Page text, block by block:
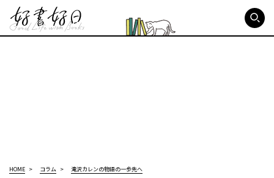
HOME コラム 滝沢カレンの物語の一歩先へ